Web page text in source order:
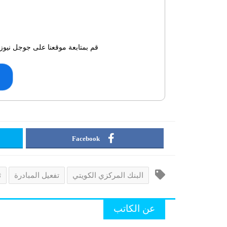
قم بمتابعة موقعنا على جوجل
Facebook
البنك المركزي الكويتي تفعيل المبادرة
عن الكاتب